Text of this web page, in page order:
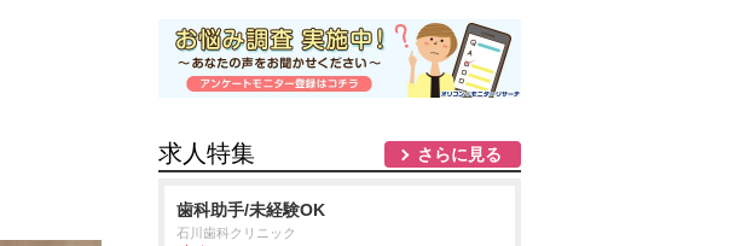
求人特集 さらに見る
歯科助手/未経験OK
石川歯科クリニック